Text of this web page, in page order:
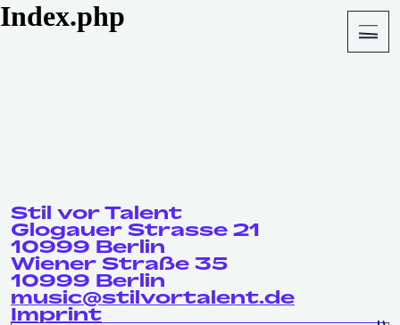
About
Index.php
Stil vor Talent
Glogauer Strasse 21
10999 Berlin
Wiener Straße 35
10999 Berlin
music@stilvortalent.de
Imprint